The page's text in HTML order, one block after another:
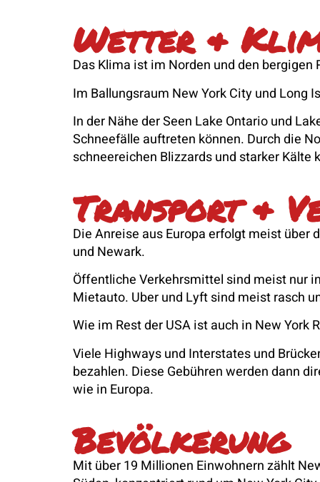
Wetter &
Das Klima ist im Norden und den
Im Ballungsraum New York City und Long
In der Nähe der Seen Lake Ontario und
Schneefälle auftreten können. Durch die
schneereichen Blizzards und starker
Transport &
Die Anreise aus Europa erfolgt meist über
und Newark.
Öffentliche Verkehrsmittel sind meist nur
Mietauto. Uber und Lyft sind meist rasch
Wie im Rest der USA ist auch in New
Viele Highways und Interstates und
bezahlen. Diese Gebühren werden dann
wie in Europa.
Bevölkerung
Mit über 19 Millionen Einwohnern zählt